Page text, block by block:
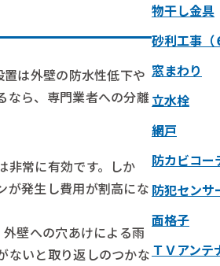
は外壁の防水性低下や
なら、専門業者への分離
非常に有効です。しか
が発生し費用が割高にな
壁への穴あけによる雨
ないと取り返しのつかな
物干し金具
砂利工事（
窓まわり
立水栓
網戸
防カビコー
防犯センサ
面格子
ＴＶアンテ